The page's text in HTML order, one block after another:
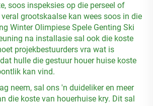
soos inspeksies op die perseel of
grootskaalse kan wees soos in die
Winter Olimpiese Spele Genting Ski
na installasie sal ook die koste
projekbestuurders vra wat is
hulle die gestuur houer huise koste
kan vind.
neem, sal ons 'n duideliker en meer
die koste van houerhuise kry. Dit sal